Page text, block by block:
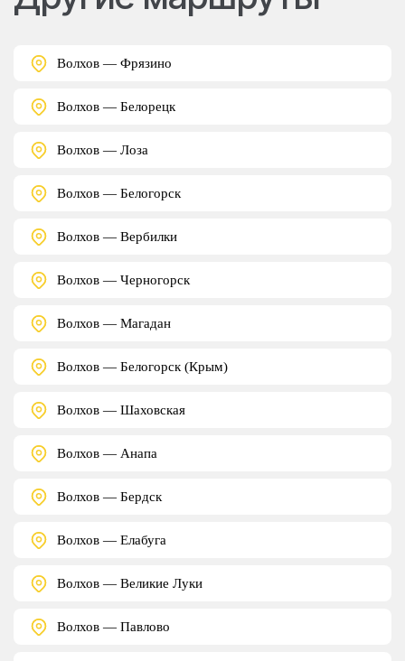
Волхов — Фрязино
Волхов — Белорецк
Волхов — Лоза
Волхов — Белогорск
Волхов — Вербилки
Волхов — Черногорск
Волхов — Магадан
Волхов — Белогорск (Крым)
Волхов — Шаховская
Волхов — Анапа
Волхов — Бердск
Волхов — Елабуга
Волхов — Великие Луки
Волхов — Павлово